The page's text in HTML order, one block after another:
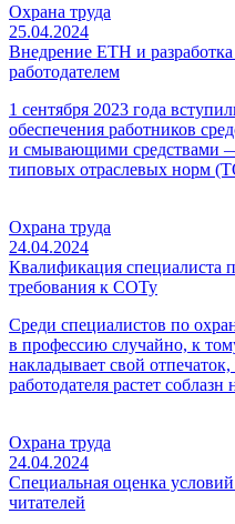
Охрана труда
25.04.2024
Внедрение ЕТН и
работодателем
1 сентября 2023 года
обеспечения работников
и смывающими средствами
типовых отраслевых норм
Охрана труда
24.04.2024
Квалификация специалиста
требования к СОТу
Среди специалистов по
в профессию случайно, к
накладывает свой
работодателя растет соблазн
Охрана труда
24.04.2024
Специальная оценка
читателей